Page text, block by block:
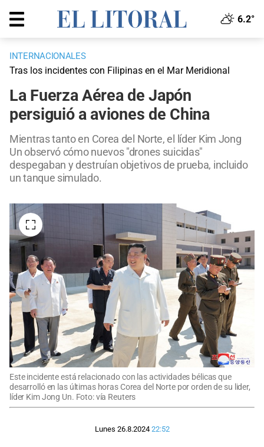
6.2°
INTERNACIONALES
Tras los incidentes con Filipinas en el Mar Meridional
La Fuerza Aérea de Japón
persiguió a aviones de China
Mientras tanto en Corea del Norte, el líder Kim Jong
Un observó cómo nuevos "drones suicidas"
despegaban y destruían objetivos de prueba, incluido
un tanque simulado.
Este incidente está relacionado con las actividades bélicas que
desarrolló en las últimas horas Corea del Norte por orden de su lider,
líder Kim Jong Un. Foto: vía Reuters
Lunes 26.8.2024 22:52